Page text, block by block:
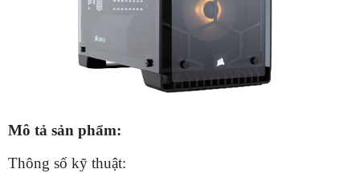
Mô tả sản phẩm:
Thông số kỹ thuật: